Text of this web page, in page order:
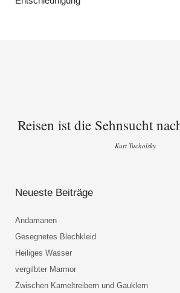
Reisen ist die Sehnsucht
Kurt Tucholsky
Neueste Beiträge
Andamanen
Gesegnetes Blechkleid
Heiliges Wasser
vergilbter Marmor
Zwischen Kameltreibern und Gauklern